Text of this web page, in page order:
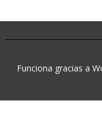
Funciona gracias a